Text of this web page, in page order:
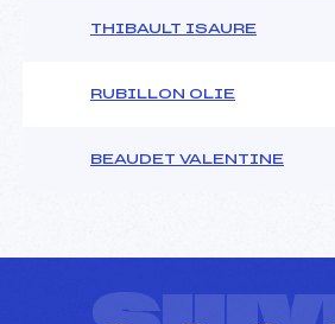
THIBAULT ISAURE
RUBILLON OLIE
BEAUDET VALENTINE